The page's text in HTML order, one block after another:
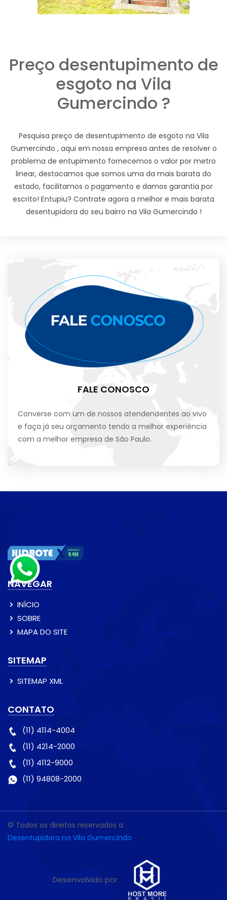
Preço desentupimento de
esgoto na Vila
Gumercindo ?
Pesquisa preço de desentupimento de esgoto na Vila
Gumercindo , aqui em nossa empresa antes de resolver o
problema de entupimento fornecemos o valor por metro
linear, destacamos que somos uma da mais barata do
estado, facilitamos o pagamento e damos garantia por
escrito! Entupiu? Contrate agora a melhor e mais barata
desentupidora do seu bairro na Vila Gumercindo !
FALE CONOSCO
Converse com um de nossos atendendentes ao vivo
e faça já seu orçamento tendo a melhor experiência
com a melhor empresa de São Paulo.
NAVEGAR
INÍCIO
SOBRE
MAPA DO SITE
SITEMAP
SITEMAP XML
CONTATO
(11) 4114-4004
(11) 4214-2000
(11) 4112-9000
(11) 94808-2000
© Todos os direitos reservados a
Desentupidora na Vila Gumercindo
Desenvolvido por